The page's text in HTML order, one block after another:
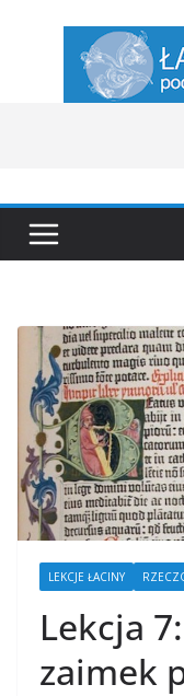
LEKCJE ŁACINY
Lekcja
zaimek